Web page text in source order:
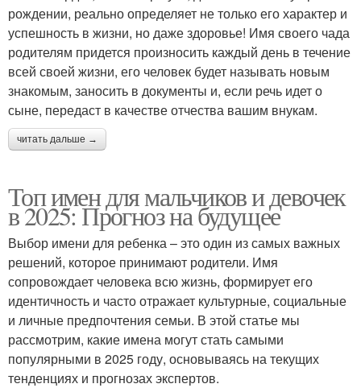
рождении, реально определяет не только его характер и
успешность в жизни, но даже здоровье! Имя своего чада
родителям придется произносить каждый день в течение
всей своей жизни, его человек будет называть новым
знакомым, заносить в документы и, если речь идет о
сыне, передаст в качестве отчества вашим внукам.
читать дальше →
Топ имен для мальчиков и девочек
в 2025: Прогноз на будущее
Выбор имени для ребенка – это один из самых важных
решений, которое принимают родители. Имя
сопровождает человека всю жизнь, формирует его
идентичность и часто отражает культурные, социальные
и личные предпочтения семьи. В этой статье мы
рассмотрим, какие имена могут стать самыми
популярными в 2025 году, основываясь на текущих
тенденциях и прогнозах экспертов.